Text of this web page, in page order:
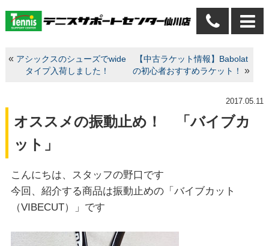
« アシックスのシューズでwide
タイプ入荷しました！
【中古ラケット情報】Babolat
の初心者おすすめラケット！
»
2017.05.11
オススメの振動止め！ 「バイブカ
ット」
こんにちは、スタッフの野口です
今回、紹介する商品は振動止めの「バイブカット
（VIBECUT）」です